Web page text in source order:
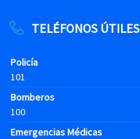
TELÉFONOS ÚTILES
Policía
101
Bomberos
100
Emergencias Médicas